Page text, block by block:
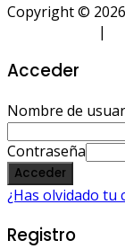
Copyright ©
|
Acceder
Nombre de
Contraseña
Acceder
¿Has olvidado tu
Registro